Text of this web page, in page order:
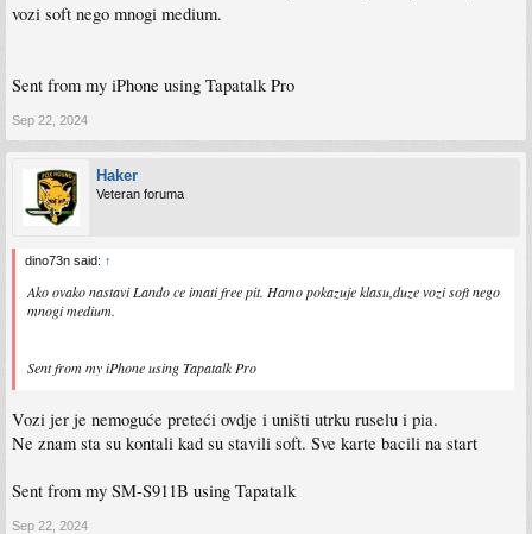
vozi soft nego mnogi medium.
Sent from my iPhone using Tapatalk Pro
Sep 22, 2024
Haker
Veteran foruma
dino73n said: ↑
Ako ovako nastavi Lando ce imati free pit. Hamo pokazuje klasu,duze vozi soft nego
mnogi medium.
Sent from my iPhone using Tapatalk Pro
Vozi jer je nemoguće preteći ovdje i uništi utrku ruselu i pia.
Ne znam sta su kontali kad su stavili soft. Sve karte bacili na start
Sent from my SM-S911B using Tapatalk
Sep 22, 2024